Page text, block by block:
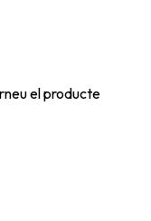
el producte